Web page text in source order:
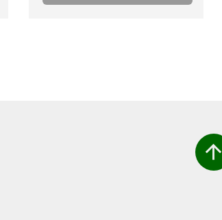
arrow_upward